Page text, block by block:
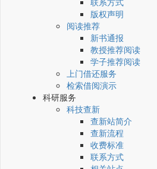
版权声明
阅读推荐
新书通报
教授推荐阅读
学子推荐阅读
上门借还服务
检索借阅演示
科研服务
科技查新
查新站简介
查新流程
收费标准
联系方式